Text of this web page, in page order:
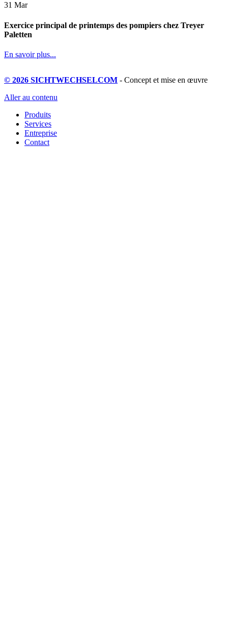
31 Mar
Exercice principal de printemps des pompiers chez Treyer
Paletten
En savoir plus...
© 2026 SICHTWECHSELCOM - Concept et mise en œuvre
Aller au contenu
Produits
Services
Entreprise
Contact